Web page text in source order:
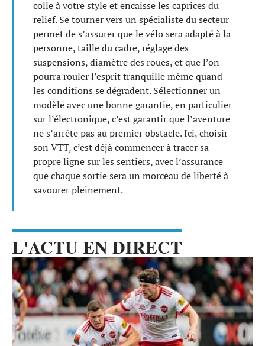
colle à votre style et encaisse les caprices du
relief. Se tourner vers un spécialiste du secteur
permet de s’assurer que le vélo sera adapté à la
personne, taille du cadre, réglage des
suspensions, diamètre des roues, et que l’on
pourra rouler l’esprit tranquille même quand
les conditions se dégradent. Sélectionner un
modèle avec une bonne garantie, en particulier
sur l’électronique, c’est garantir que l’aventure
ne s’arrête pas au premier obstacle. Ici, choisir
son VTT, c’est déjà commencer à tracer sa
propre ligne sur les sentiers, avec l’assurance
que chaque sortie sera un morceau de liberté à
savourer pleinement.
L'ACTU EN DIRECT